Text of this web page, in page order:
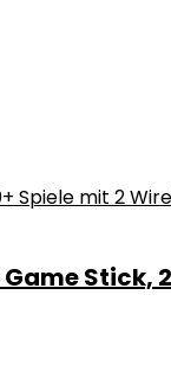
Stick,